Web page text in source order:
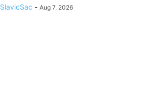
SlavicSac - Aug 7, 2026